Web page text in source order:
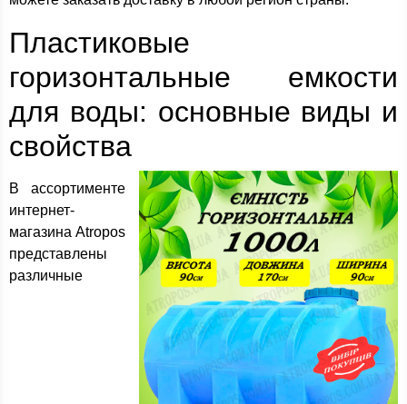
Пластиковые
горизонтальные емкости
для воды: основные виды и
свойства
В ассортименте
интернет-
магазина Atropos
представлены
различные